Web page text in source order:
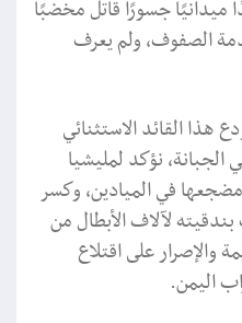
ميدانيًا جسورًا قاتل مخضبًا
الصفوف، ولم يعرف
هذا القائد الاستثنائي
الجبانة، نؤكد لمليشيا
في الميادين، وكسر
لآلاف الأبطال من
والإصرار على اقتلاع
اليمن.